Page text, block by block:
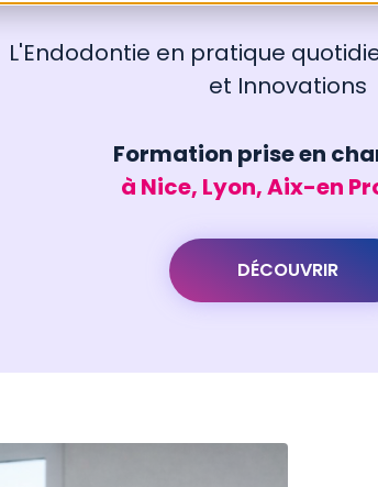
L'Endodontie en pratique
et Innovations
Formation prise en
à Nice, Lyon, Aix-en
DÉCOUVRIR